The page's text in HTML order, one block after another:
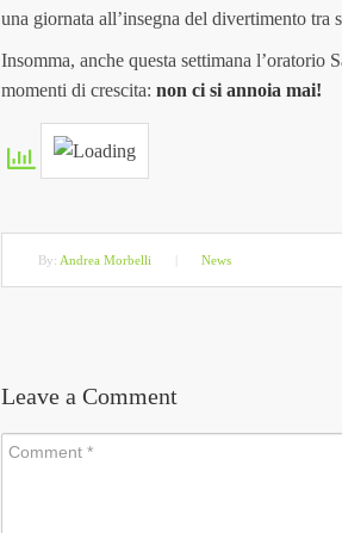
una giornata all’insegna del divertimento tra
Insomma, anche questa settimana l’oratorio
momenti di crescita: non ci si annoia mai!
By: Andrea Morbelli News
Leave a Comment